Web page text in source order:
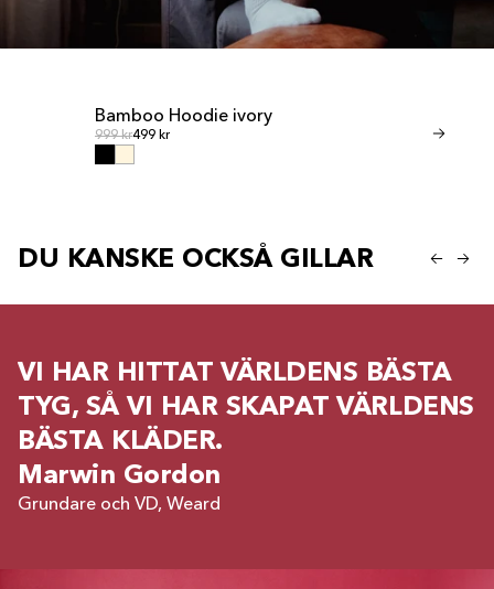
Bamboo Hoodie ivory
Ordinarie pris
999 krOrdinarie pris
499 kr Ordinarie pris
599 kr299 kr
DU KANSKE OCKSÅ GILLAR
VI HAR HITTAT VÄRLDENS BÄSTA
TYG, SÅ VI HAR SKAPAT VÄRLDENS
BÄSTA KLÄDER.
Marwin Gordon
Grundare och VD, Weard